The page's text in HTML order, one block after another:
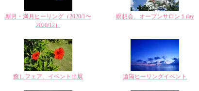
新月・満月ヒーリング（2020/1〜
2020/12）
瞑想会、オープンサロン１day
癒しフェア、イベント出展 遠隔ヒーリングイベント